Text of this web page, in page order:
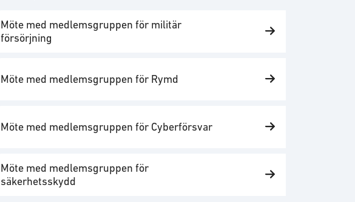
Möte med medlemsgruppen för militär
försörjning
Möte med medlemsgruppen för Rymd
Möte med medlemsgruppen för Cyberförsvar
Möte med medlemsgruppen för
säkerhetsskydd